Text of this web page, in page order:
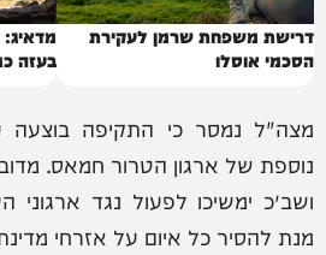
דרישת משפחת שרמן לעקירת
הסכמי אוסלו
בעזה
מצה"ל נמסר כי התקיפה
נוספת של ארגון הטרור חמאס.
ושב״כ ימשיכו לפעול נגד
מנת להסיר כל איום על אזרחי